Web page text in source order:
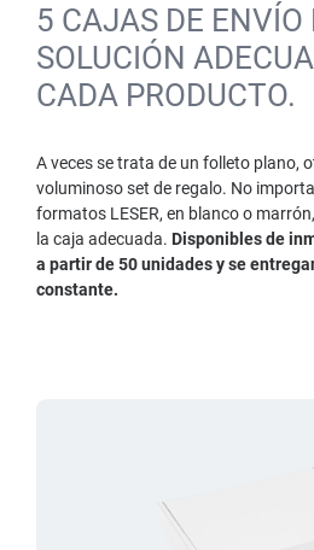
5 CAJAS DE ENVÍO
SOLUCIÓN
CADA PRODUCTO.
A veces se trata de un folleto plano,
voluminoso set de regalo. No
formatos LESER, en blanco o
la caja adecuada. Disponibles de
a partir de 50 unidades y se
constante.